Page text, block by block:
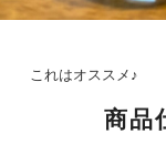
これはオススメ♪
商品